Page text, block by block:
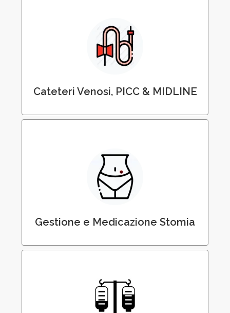
Cateteri Venosi, PICC & MIDLINE
Gestione Cateteri e Posizionamento Midline
Gestione e Medicazione Stomia
Medicazione e Gestione della Stomia
Gestione Accessi Vascolari e Nutrizione